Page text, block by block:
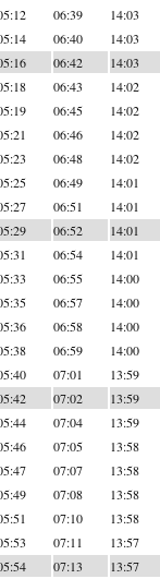
06:39 14:03
06:40 14:03
06:42 14:03
06:43 14:02
06:45 14:02
06:46 14:02
06:48 14:02
06:49 14:01
06:51 14:01
06:52 14:01
06:54 14:01
06:55 14:00
06:57 14:00
06:58 14:00
06:59 14:00
07:01 13:59
07:02 13:59
07:04 13:59
07:05 13:58
07:07 13:58
07:08 13:58
07:10 13:58
07:11 13:57
07:13 13:57